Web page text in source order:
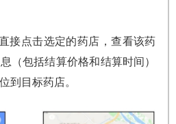
接点击选定的药店，查看该药
（包括结算价格和结算时间）
到目标药店。